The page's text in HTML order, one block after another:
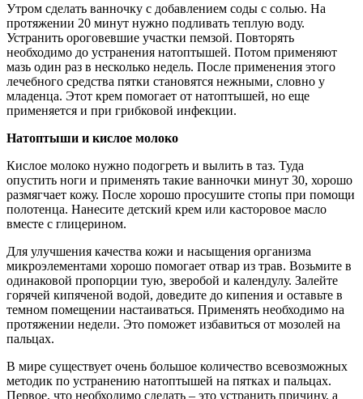
Утром сделать ванночку с добавлением соды с солью. На
протяжении 20 минут нужно подливать теплую воду.
Устранить ороговевшие участки пемзой. Повторять
необходимо до устранения натоптышей. Потом применяют
мазь один раз в несколько недель. После применения этого
лечебного средства пятки становятся нежными, словно у
младенца. Этот крем помогает от натоптышей, но еще
применяется и при грибковой инфекции.
Натоптыши и кислое молоко
Кислое молоко нужно подогреть и вылить в таз. Туда
опустить ноги и применять такие ванночки минут 30, хорошо
размягчает кожу. После хорошо просушите стопы при помощи
полотенца. Нанесите детский крем или касторовое масло
вместе с глицерином.
Для улучшения качества кожи и насыщения организма
микроэлементами хорошо помогает отвар из трав. Возьмите в
одинаковой пропорции тую, зверобой и календулу. Залейте
горячей кипяченой водой, доведите до кипения и оставьте в
темном помещении настаиваться. Применять необходимо на
протяжении недели. Это поможет избавиться от мозолей на
пальцах.
В мире существует очень большое количество всевозможных
методик по устранению натоптышей на пятках и пальцах.
Первое, что необходимо сделать – это устранить причину, а